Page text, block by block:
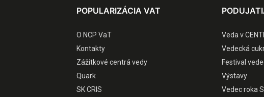
POPULARIZÁCIA VAT
O NCP VaT
Kontakty
Zážitkové centrá vedy
Quark
SK CRIS
Veda v
Vedecká
Festival
Výstavy
Vedec roka